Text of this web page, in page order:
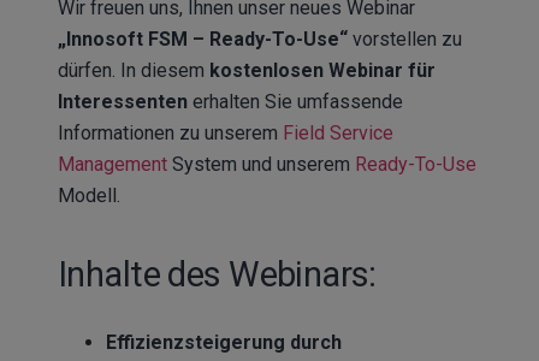
Wir freuen uns, Ihnen unser neues Webinar
„Innosoft FSM – Ready-To-Use“ vorstellen zu
dürfen. In diesem kostenlosen Webinar für
Interessenten erhalten Sie umfassende
Informationen zu unserem Field Service
Management System und unserem Ready-To-Use
Modell.
Inhalte des Webinars:
Effizienzsteigerung durch